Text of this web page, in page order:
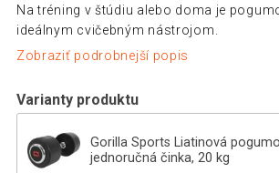
Na tréning v štúdiu alebo doma je
ideálnym cvičebným nástrojom.
Zobraziť podrobnejší popis
Varianty produktu
Gorilla Sports Liatinová
jednoručná činka, 20 kg